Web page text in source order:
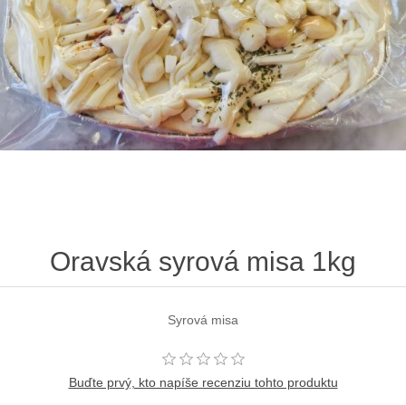
Oravská syrová misa 1kg
Syrová misa
Buďte prvý, kto napíše recenziu tohto produktu